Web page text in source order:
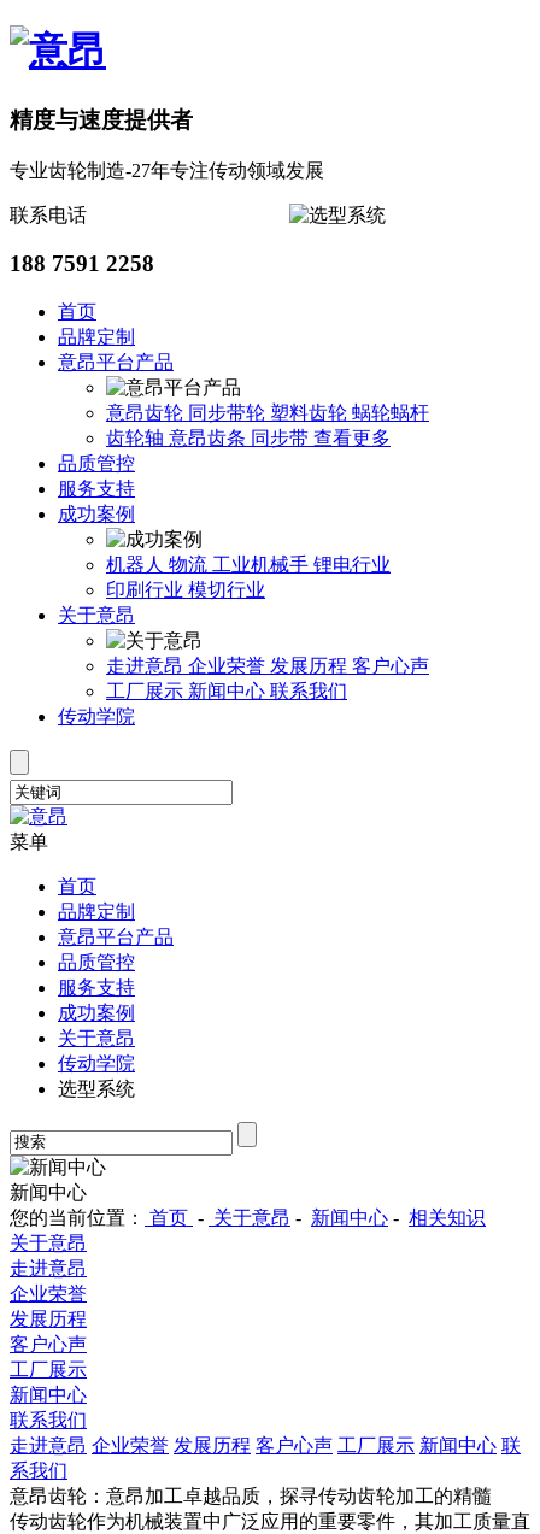
精度与速度提供者
专业齿轮制造-27年专注传动领域发展
联系电话
188 7591 2258
首页
品牌定制
意昂平台产品
意昂齿轮 同步带轮 塑料齿轮 蜗轮蜗杆
齿轮轴 意昂齿条 同步带 查看更多
品质管控
服务支持
成功案例
机器人 物流 工业机械手 锂电行业
印刷行业 模切行业
关于意昂
走进意昂 企业荣誉 发展历程 客户心声
工厂展示 新闻中心 联系我们
传动学院
菜单
首页
品牌定制
意昂平台产品
品质管控
服务支持
成功案例
关于意昂
传动学院
选型系统
新闻中心
您的当前位置：
首页 - 关于意昂 - 新闻中心 - 相关知识
关于意昂
走进意昂
企业荣誉
发展历程
客户心声
工厂展示
新闻中心
联系我们
走进意昂 企业荣誉 发展历程 客户心声 工厂展示 新闻中心 联
系我们
意昂齿轮：意昂加工卓越品质，探寻传动齿轮加工的精髓
传动齿轮作为机械装置中广泛应用的重要零件，其加工质量直